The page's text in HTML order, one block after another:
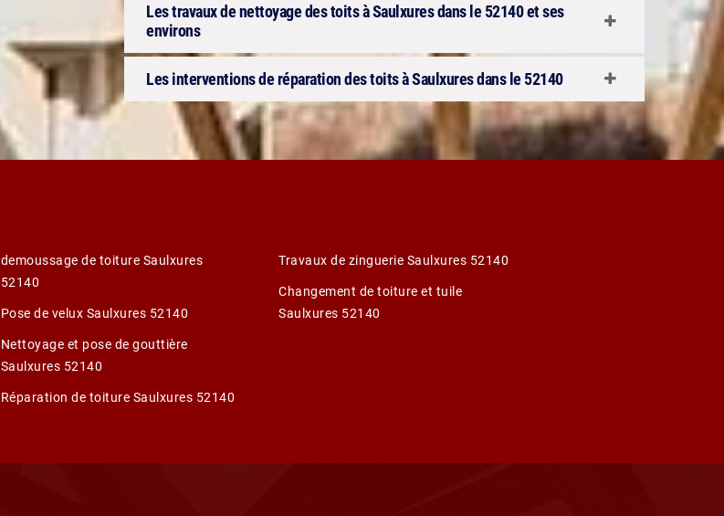
Les travaux de nettoyage des toits à Saulxures dans le 52140 et ses
environs
Les interventions de réparation des toits à Saulxures dans le 52140
demoussage de toiture Saulxures
52140
Pose de velux Saulxures 52140
Nettoyage et pose de gouttière
Saulxures 52140
Réparation de toiture Saulxures 52140
Travaux de zinguerie Saulxures 52140
Changement de toiture et tuile
Saulxures 52140